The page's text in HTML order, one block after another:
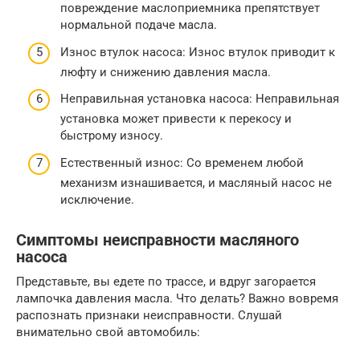
повреждение маслоприемника препятствует
нормальной подаче масла.
Износ втулок насоса: Износ втулок приводит к
люфту и снижению давления масла.
Неправильная установка насоса: Неправильная
установка может привести к перекосу и
быстрому износу.
Естественный износ: Со временем любой
механизм изнашивается, и масляный насос не
исключение.
Симптомы неисправности масляного
насоса
Представьте, вы едете по трассе, и вдруг загорается
лампочка давления масла. Что делать? Важно вовремя
распознать признаки неисправности. Слушай
внимательно свой автомобиль: